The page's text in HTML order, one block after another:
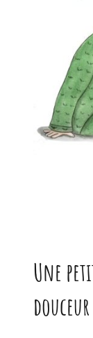
Une
douceur